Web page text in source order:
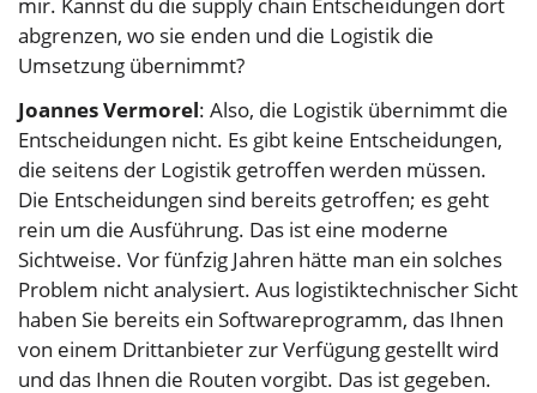
mir. Kannst du die supply chain Entscheidungen dort
abgrenzen, wo sie enden und die Logistik die
Umsetzung übernimmt?
Joannes Vermorel: Also, die Logistik übernimmt die
Entscheidungen nicht. Es gibt keine Entscheidungen,
die seitens der Logistik getroffen werden müssen.
Die Entscheidungen sind bereits getroffen; es geht
rein um die Ausführung. Das ist eine moderne
Sichtweise. Vor fünfzig Jahren hätte man ein solches
Problem nicht analysiert. Aus logistiktechnischer Sicht
haben Sie bereits ein Softwareprogramm, das Ihnen
von einem Drittanbieter zur Verfügung gestellt wird
und das Ihnen die Routen vorgibt. Das ist gegeben.